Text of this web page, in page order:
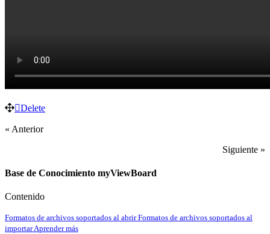
Delete
« Anterior
Siguiente »
Base de Conocimiento myViewBoard
Contenido
Formatos de archivos soportados al abrirFormatos de archivos soportados al
importarAprender más